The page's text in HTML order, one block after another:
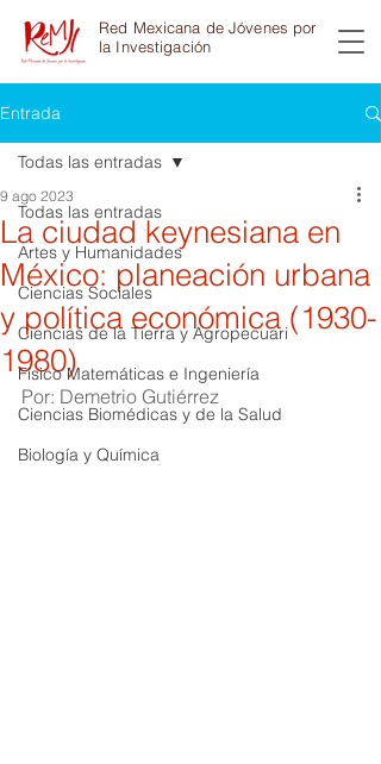
Red Mexicana de Jóvenes por
la Investigación
Entrada
Todas las entradas
Artes y Humanidades
Ciencias Sociales
Ciencias de la Tierra y Agropecuari
Físico Matemáticas e Ingeniería
Ciencias Biomédicas y de la Salud
Biología y Química
Todas las entradas
La ciudad keynesiana en
México: planeación urbana
y política económica (1930-
1980)
9 ago 2023
Por: Demetrio Gutiérrez